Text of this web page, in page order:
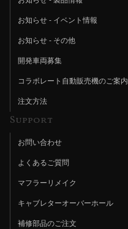
お知らせ - イベント情報
お知らせ - その他
開発車両募集
コラボレート自動販売機のご案内
注文方法
Support
お問い合わせ
よくあるご質問
マフラーリメイク
キャブレターオーバーホール
補修部品のご注文